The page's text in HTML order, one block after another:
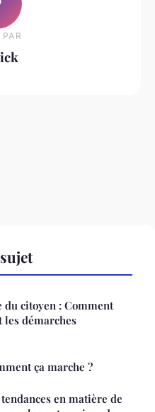
citoyen : Comment
démarches
ça marche ?
en matière de